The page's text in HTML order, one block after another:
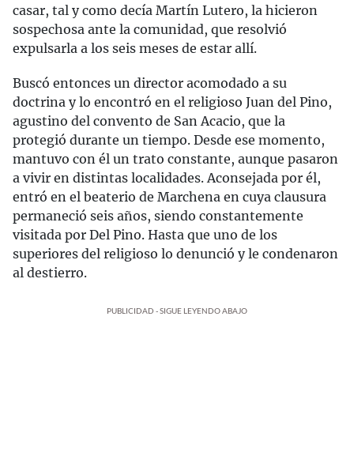
casar, tal y como decía Martín Lutero, la hicieron
sospechosa ante la comunidad, que resolvió
expulsarla a los seis meses de estar allí.
Buscó entonces un director acomodado a su
doctrina y lo encontró en el religioso Juan del Pino,
agustino del convento de San Acacio, que la
protegió durante un tiempo. Desde ese momento,
mantuvo con él un trato constante, aunque pasaron
a vivir en distintas localidades. Aconsejada por él,
entró en el beaterio de Marchena en cuya clausura
permaneció seis años, siendo constantemente
visitada por Del Pino. Hasta que uno de los
superiores del religioso lo denunció y le condenaron
al destierro.
PUBLICIDAD - SIGUE LEYENDO ABAJO